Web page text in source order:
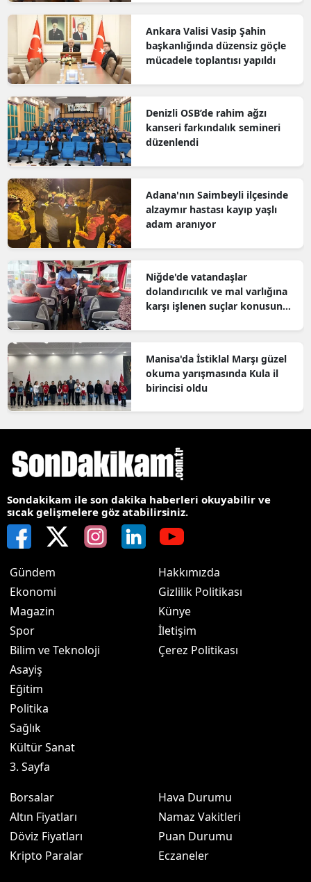
Ankara Valisi Vasip Şahin
başkanlığında düzensiz göçle
mücadele toplantısı yapıldı
Denizli OSB’de rahim ağzı
kanseri farkındalık semineri
düzenlendi
Adana'nın Saimbeyli ilçesinde
alzaymır hastası kayıp yaşlı
adam aranıyor
Niğde'de vatandaşlar
dolandırıcılık ve mal varlığına
karşı işlenen suçlar konusunda
Manisa'da İstiklal Marşı güzel
okuma yarışmasında Kula il
birincisi oldu
Sondakikam ile son dakika haberleri okuyabilir ve
sıcak gelişmelere göz atabilirsiniz.
Gündem
Ekonomi
Magazin
Spor
Bilim ve Teknoloji
Asayiş
Eğitim
Politika
Sağlık
Kültür Sanat
3. Sayfa
Hakkımızda
Gizlilik Politikası
Künye
İletişim
Çerez Politikası
Borsalar
Altın Fiyatları
Döviz Fiyatları
Kripto Paralar
Hava Durumu
Namaz Vakitleri
Puan Durumu
Eczaneler